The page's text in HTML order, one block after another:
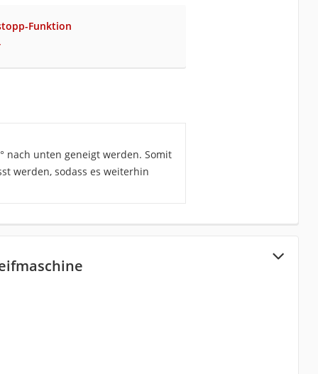
Funktion
nach unten geneigt werden. Somit
werden, sodass es weiterhin